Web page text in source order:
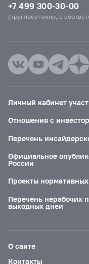
+7 499 300-30-00
(круглосуточно, в
Личный кабинет
Отношения с
Перечень
Официальное
России
Проекты
Перечень нерабочих
выходных дней
О сайте
Контакты